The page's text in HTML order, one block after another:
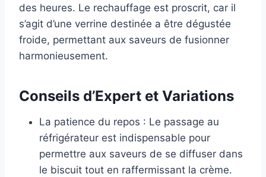
des heures. Le rechauffage est proscrit, car il
s’agit d’une verrine destinée a être dégustée
froide, permettant aux saveurs de fusionner
harmonieusement.
Conseils d’Expert et Variations
La patience du repos : Le passage au
réfrigérateur est indispensable pour
permettre aux saveurs de se diffuser dans
le biscuit tout en raffermissant la crème.